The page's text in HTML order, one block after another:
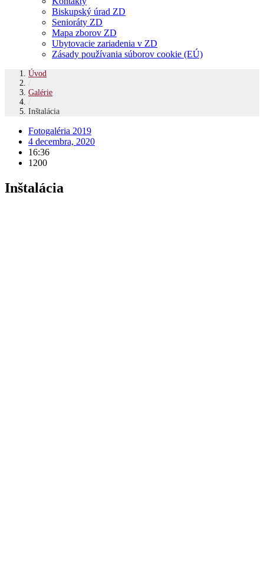
Biskupský úrad ZD
Senioráty ZD
Mapa zborov ZD
Ubytovacie zariadenia v ZD
Zásady používania súborov cookie (EÚ)
Úvod
/
Galérie
/
Inštalácia
Fotogaléria 2019
4 decembra, 2020
16:36
1200
Inštalácia